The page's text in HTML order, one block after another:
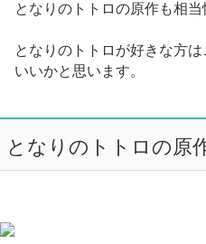
となりのトトロの原作も相当
となりのトトロが好きな方
いいかと思います。
となりのトトロの原